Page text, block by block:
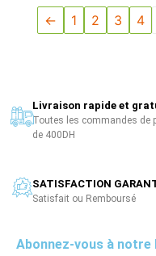
← 1 2 3 4
Livraison rapide et
Toutes les commandes de
de 400DH
SATISFACTION
Satisfait ou Remboursé
Abonnez-vous à